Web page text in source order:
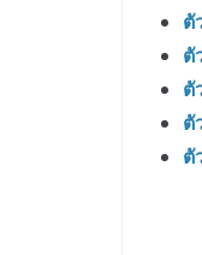
ตั
ตั
ตั
ตั
ตั